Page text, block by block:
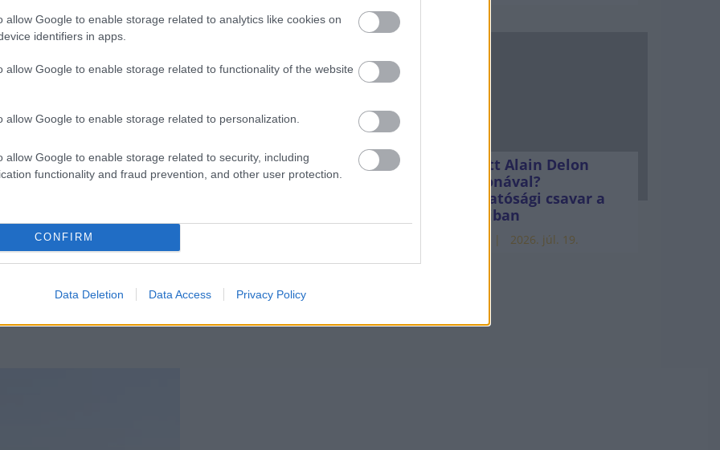
allow Google to enable storage related to analytics like cookies on
identifiers in apps.
allow Google to enable storage related to functionality of the website
allow Google to enable storage related to personalization.
allow Google to enable storage related to security, including
functionality and fraud prevention, and other user protection.
CONFIRM
Data Deletion Data Access Privacy Policy
kilenc ország kér fellépést az EU-tól az ukrán gabona
Fennmarad az ukrán gabonabehozatal tilalma
ellenőrzi az ukrán gabonaszállítmányokat a NAV
Mi lett Alain Delon
vagyonával?
Adóhatósági csavar a
sztoriban
2026. júl. 19.